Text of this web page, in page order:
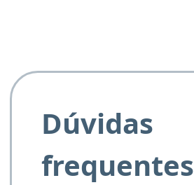
Dúvidas
frequentes